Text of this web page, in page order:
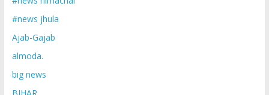
#news jhula
Ajab-Gajab
almoda.
big news